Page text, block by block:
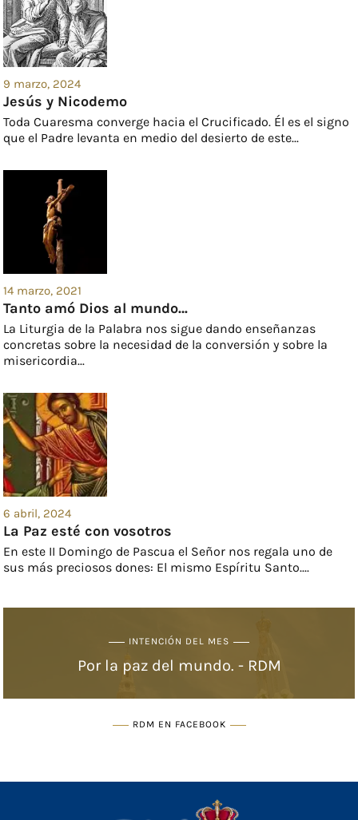
9 marzo, 2024
Jesús y Nicodemo
Toda Cuaresma converge hacia el Crucificado. Él es el signo
que el Padre levanta en medio del desierto de este...
14 marzo, 2021
Tanto amó Dios al mundo…
La Liturgia de la Palabra nos sigue dando enseñanzas
concretas sobre la necesidad de la conversión y sobre la
misericordia...
6 abril, 2024
La Paz esté con vosotros
En este II Domingo de Pascua el Señor nos regala uno de
sus más preciosos dones: El mismo Espíritu Santo....
INTENCIÓN DEL MES
Por la paz del mundo. - RDM
RDM EN FACEBOOK